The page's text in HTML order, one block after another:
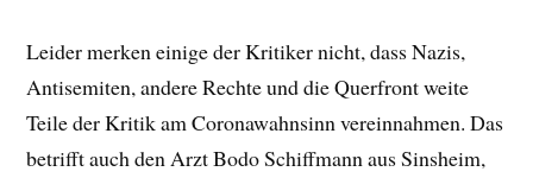
Leider merken einige der Kritiker nicht, dass Nazis,
Antisemiten, andere Rechte und die Querfront weite
Teile der Kritik am Coronawahnsinn vereinnahmen. Das
betrifft auch den Arzt Bodo Schiffmann aus Sinsheim,